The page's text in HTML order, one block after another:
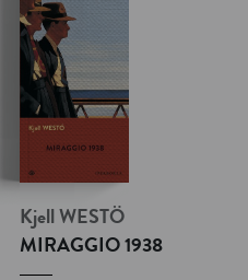
Kjell WESTÖ
MIRAGGIO 1938